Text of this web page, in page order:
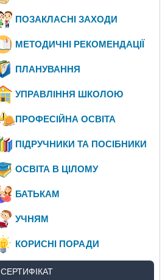
ПОЗАКЛАСНІ ЗАХОДИ
МЕТОДИЧНІ РЕКОМЕНДАЦІЇ
ПЛАНУВАННЯ
УПРАВЛІННЯ ШКОЛОЮ
ПРОФЕСІЙНА ОСВІТА
ПІДРУЧНИКИ ТА ПОСІБНИКИ
ОСВІТА В ЦІЛОМУ
БАТЬКАМ
УЧНЯМ
КОРИСНІ ПОРАДИ
СЕРТИФІКАТ